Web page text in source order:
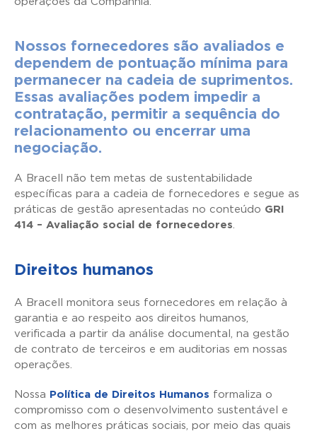
Nossos fornecedores são avaliados e
dependem de pontuação mínima para
permanecer na cadeia de suprimentos.
Essas avaliações podem impedir a
contratação, permitir a sequência do
relacionamento ou encerrar uma
negociação.
A Bracell não tem metas de sustentabilidade
específicas para a cadeia de fornecedores e segue as
práticas de gestão apresentadas no conteúdo GRI
414 – Avaliação social de fornecedores
Direitos humanos
A Bracell monitora seus fornecedores em relação à
garantia e ao respeito aos direitos humanos,
verificada a partir da análise documental, na gestão
de contrato de terceiros e em auditorias em nossas
operações.
Nossa Política de Direitos Humanos formaliza o
compromisso com o desenvolvimento sustentável e
com as melhores práticas sociais, por meio das quais